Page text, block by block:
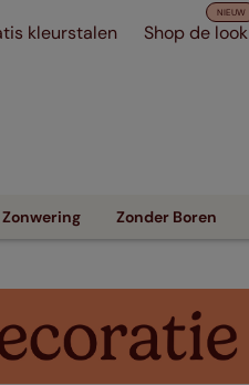
kleurstalen Shop de look
Zonwering Zonder Boren